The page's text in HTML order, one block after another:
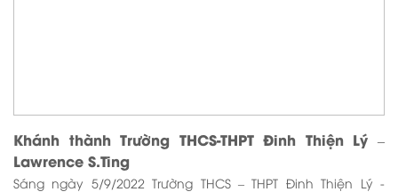
Khánh thành Trường THCS-THPT Đinh Thiện Lý –
Lawrence S.Ting
Sáng ngày 5/9/2022 Trường THCS – THPT Đinh Thiện Lý -